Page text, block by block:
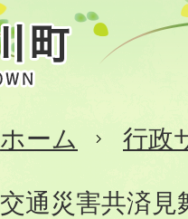
ホーム
行政
交通災害共済見